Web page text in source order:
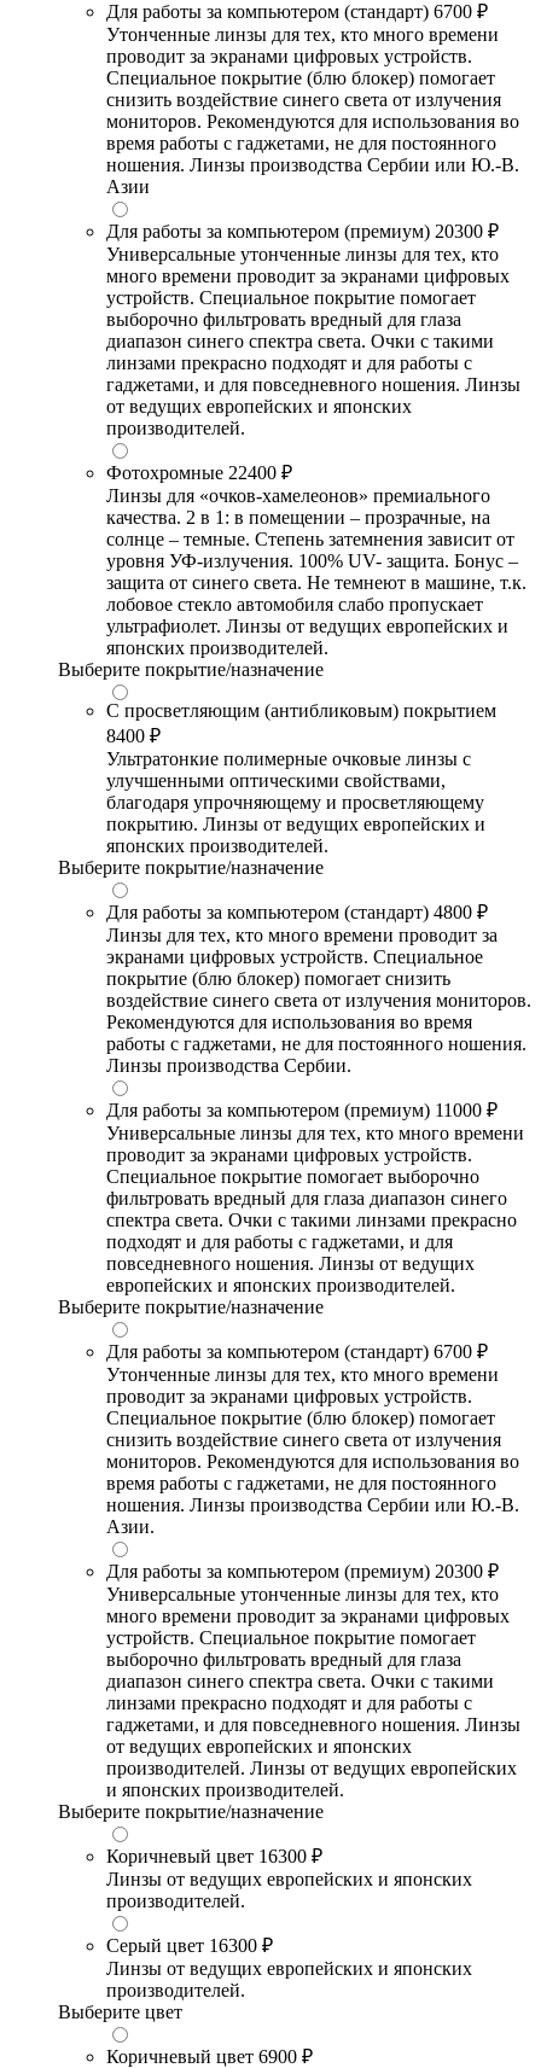
Для работы за компьютером (стандарт) 6700 ₽
Утонченные линзы для тех, кто много времени
проводит за экранами цифровых устройств.
Специальное покрытие (блю блокер) помогает
снизить воздействие синего света от излучения
мониторов. Рекомендуются для использования во
время работы с гаджетами, не для постоянного
ношения. Линзы производства Сербии или Ю.-В.
Азии
Для работы за компьютером (премиум) 20300 ₽
Универсальные утонченные линзы для тех, кто
много времени проводит за экранами цифровых
устройств. Специальное покрытие помогает
выборочно фильтровать вредный для глаза
диапазон синего спектра света. Очки с такими
линзами прекрасно подходят и для работы с
гаджетами, и для повседневного ношения. Линзы
от ведущих европейских и японских
производителей.
Фотохромные 22400 ₽
Линзы для «очков-хамелеонов» премиального
качества. 2 в 1: в помещении – прозрачные, на
солнце – темные. Степень затемнения зависит от
уровня УФ-излучения. 100% UV- защита. Бонус –
защита от синего света. Не темнеют в машине, т.к.
лобовое стекло автомобиля слабо пропускает
ультрафиолет. Линзы от ведущих европейских и
японских производителей.
Выберите покрытие/назначение
С просветляющим (антибликовым) покрытием
8400 ₽
Ультратонкие полимерные очковые линзы с
улучшенными оптическими свойствами,
благодаря упрочняющему и просветляющему
покрытию. Линзы от ведущих европейских и
японских производителей.
Выберите покрытие/назначение
Для работы за компьютером (стандарт) 4800 ₽
Линзы для тех, кто много времени проводит за
экранами цифровых устройств. Специальное
покрытие (блю блокер) помогает снизить
воздействие синего света от излучения мониторов.
Рекомендуются для использования во время
работы с гаджетами, не для постоянного ношения.
Линзы производства Сербии.
Для работы за компьютером (премиум) 11000 ₽
Универсальные линзы для тех, кто много времени
проводит за экранами цифровых устройств.
Специальное покрытие помогает выборочно
фильтровать вредный для глаза диапазон синего
спектра света. Очки с такими линзами прекрасно
подходят и для работы с гаджетами, и для
повседневного ношения. Линзы от ведущих
европейских и японских производителей.
Выберите покрытие/назначение
Для работы за компьютером (стандарт) 6700 ₽
Утонченные линзы для тех, кто много времени
проводит за экранами цифровых устройств.
Специальное покрытие (блю блокер) помогает
снизить воздействие синего света от излучения
мониторов. Рекомендуются для использования во
время работы с гаджетами, не для постоянного
ношения. Линзы производства Сербии или Ю.-В.
Азии.
Для работы за компьютером (премиум) 20300 ₽
Универсальные утонченные линзы для тех, кто
много времени проводит за экранами цифровых
устройств. Специальное покрытие помогает
выборочно фильтровать вредный для глаза
диапазон синего спектра света. Очки с такими
линзами прекрасно подходят и для работы с
гаджетами, и для повседневного ношения. Линзы
от ведущих европейских и японских
производителей. Линзы от ведущих европейских
и японских производителей.
Выберите покрытие/назначение
Коричневый цвет 16300 ₽
Линзы от ведущих европейских и японских
производителей.
Серый цвет 16300 ₽
Линзы от ведущих европейских и японских
производителей.
Выберите цвет
Коричневый цвет 6900 ₽